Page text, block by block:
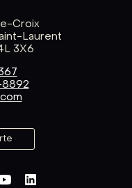
Croix
Laurent
3X6
8892